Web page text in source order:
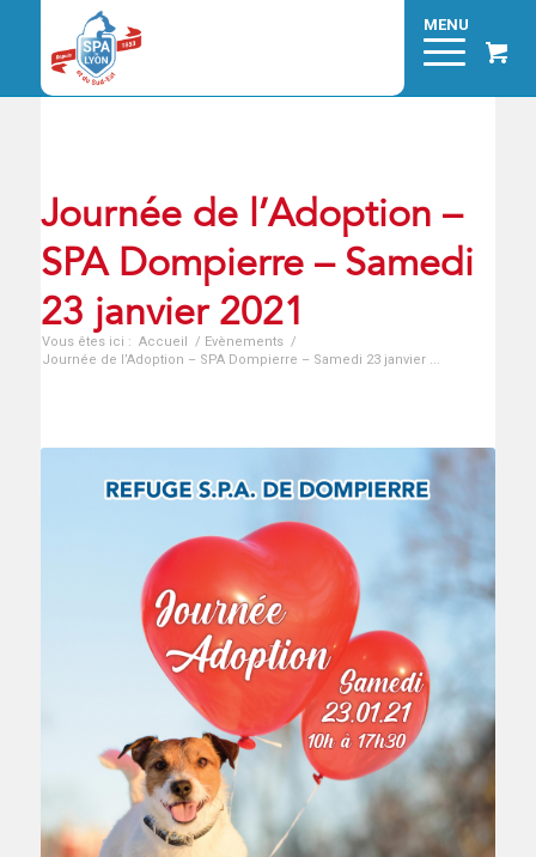
Journée de l’Adoption –
SPA Dompierre – Samedi
23 janvier 2021
Vous êtes ici : Accueil / Evènements /
Journée de l’Adoption – SPA Dompierre – Samedi 23 janvier ...